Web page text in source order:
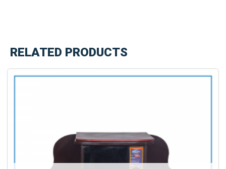
RELATED PRODUCTS